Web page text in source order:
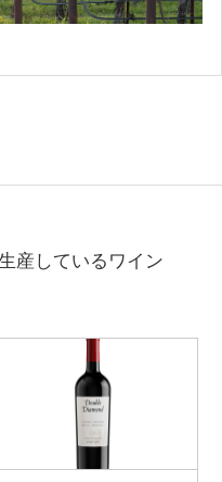
産しているワイン